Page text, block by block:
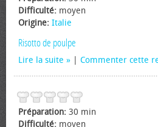
Difficulté: moyen
Origine: Italie
Risotto de poulpe
Lire la suite Commenter cette
Préparation: 30 min
Difficulté: moyen